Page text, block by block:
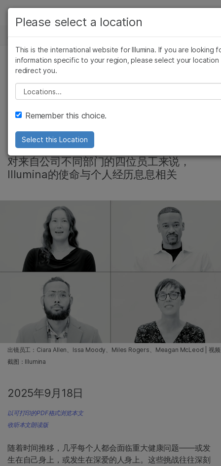
Skip to content
解决方案
学习
公司
支持
推荐内容链接
新闻中心
Video: Illumina员工
分享是谁激励他们投
身基因组学
对来自公司不同部门的四位员工来说，
Illumina的使命与个人经历息息相关
出镜员工：Ciara Allen、Issa Moody、Miles Rogers、Meagan McLeod | 视频
截图：Illumina
2025年9月18日
以可打印的PDF格式浏览本文
收听本文朗读版
随着时间推移，几乎每个人都会面临重大健康问题——或发
生在自己身上，或发生在深爱的人身上。这些挑战往往深刻
查看更多相关内容。选择您感兴趣的领域:
癌症研究
微生物学
农业基因组学
复杂疾病
临床肿瘤学
遗传病和罕见病
Please select a location
This is the international website for Illumina. If you are looking
information specific to your region, please select your location
redirect you.
Please select a location
Remember this choice.
Select this Location